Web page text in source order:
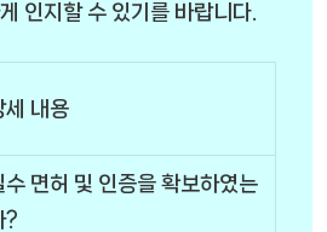
인지할 수 있기를 바랍니다.
세 내용
수 면허 및 인증을 확보하였는
?